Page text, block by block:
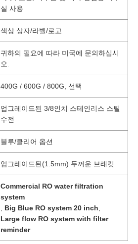
실 사용
색상 상자/라벨/로고
귀하의 필요에 따라 미국에 문의하십시
오.
400G / 600G / 800G, 선택
업그레이드된 3/8인치 스테인리스 스틸
수전
블루/클리어 옵션
업그레이드된(1.5mm) 두꺼운 브래킷
Commercial RO water filtration
system
Big Blue RO system 20 inch
Large flow RO system with filter
reminder